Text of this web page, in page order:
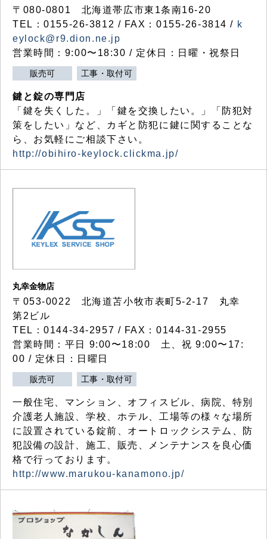
〒080-0801 北海道帯広市東1条南16-20
TEL：0155-26-3812 / FAX：0155-26-3814 / k
eylock@r9.dion.ne.jp
営業時間：9:00〜18:30 / 定休日：日曜・祝祭日
販売可 工事・取付可
鍵と錠の専門店
「鍵を失くした。」「鍵を交換したい。」「防犯対
策をしたい」など、カギと防犯に鍵に関することな
ら、お気軽にご相談下さい。
http://obihiro-keylock.clickma.jp/
丸幸金物店
〒053-0022 北海道苫小牧市表町5-2-17 丸幸
第2ビル
TEL：0144-34-2957 / FAX：0144-31-2955
営業時間：平日 9:00〜18:00 土、祝 9:00〜17:
00 / 定休日：日曜日
販売可 工事・取付可
一般住宅、マンション、オフィスビル、病院、特別
介護老人施設、学校、ホテル、工場等の様々な場所
に設置されている錠前、オートロックシステム、防
犯設備の設計、施工、販売、メンテナンスを良心価
格で行っております。
http://www.marukou-kanamono.jp/